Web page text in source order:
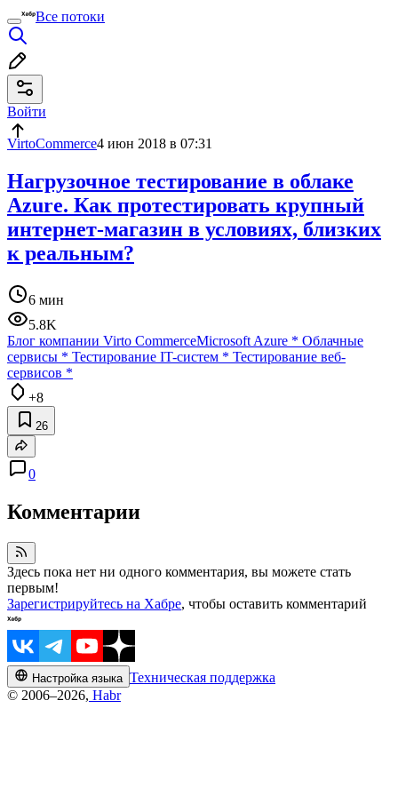
Все потоки
Войти
VirtoCommerce4 июн 2018 в 07:31
Нагрузочное тестирование в облаке
Azure. Как протестировать крупный
интернет-магазин в условиях, близких
к реальным?
6 мин
5.8K
Блог компании Virto CommerceMicrosoft Azure * Облачные
сервисы * Тестирование IT-систем * Тестирование веб-
сервисов *
+8
26
0
Комментарии
Здесь пока нет ни одного комментария, вы можете стать
первым!
Зарегистрируйтесь на Хабре, чтобы оставить комментарий
Настройка языка Техническая поддержка
© 2006–2026, Habr